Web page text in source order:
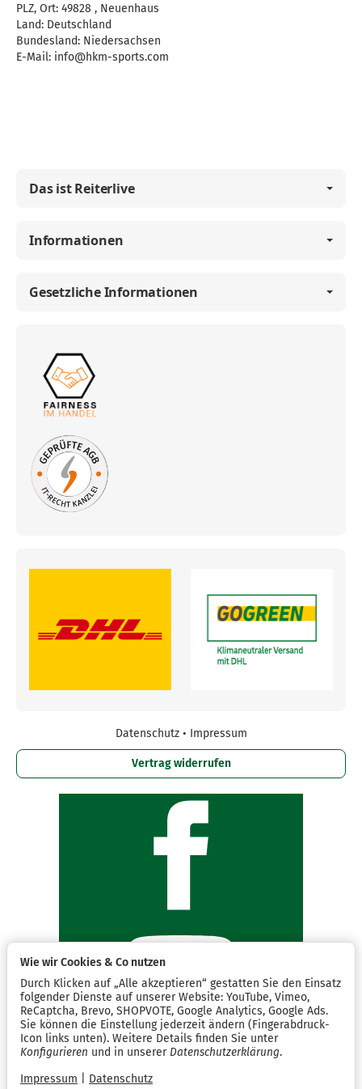
PLZ, Ort: 49828 , Neuenhaus
Land: Deutschland
Bundesland: Niedersachsen
E-Mail: info@hkm-sports.com
Das ist Reiterlive
Informationen
Gesetzliche Informationen
Datenschutz • Impressum
Vertrag widerrufen
Wie wir Cookies & Co nutzen
Durch Klicken auf „Alle akzeptieren“ gestatten Sie den Einsatz
folgender Dienste auf unserer Website: YouTube, Vimeo,
ReCaptcha, Brevo, SHOPVOTE, Google Analytics, Google Ads.
Sie können die Einstellung jederzeit ändern (Fingerabdruck-
Icon links unten). Weitere Details finden Sie unter
Konfigurieren und in unserer Datenschutzerklärung.
Impressum
Datenschutz